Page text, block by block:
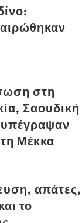
στη
Σαουδική
υπέγραψαν
Μέκκα
απάτες,
το